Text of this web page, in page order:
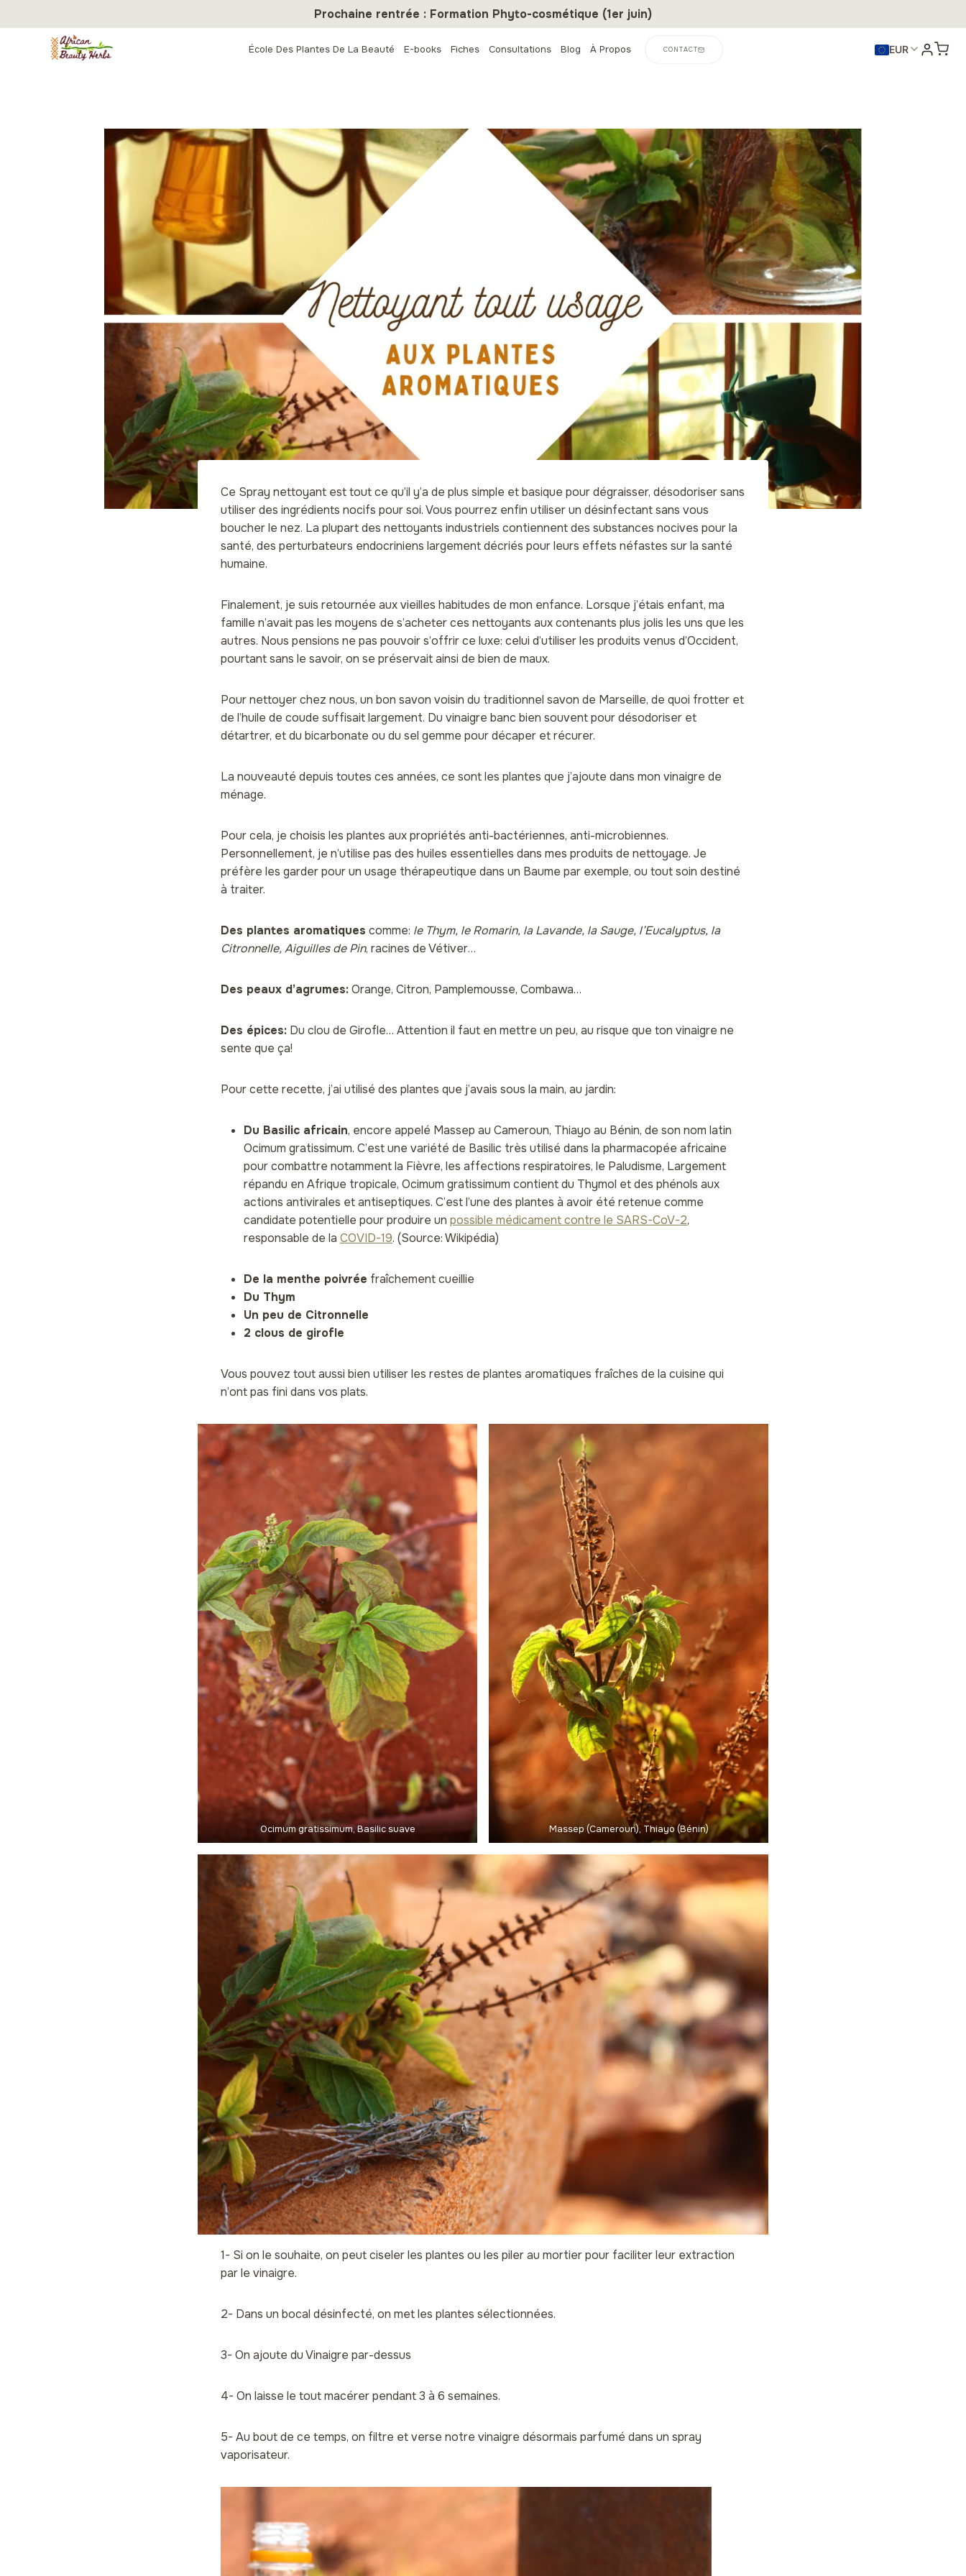
au
Prochaine rentrée : Formation Phyto-cosmétique (1er juin)
École Des Plantes De La Beauté E-books Fiches Consultations Blog À Propos CONTACT EUR
Ce Spray nettoyant est tout ce qu’il y’a de plus simple et basique pour dégraisser, désodoriser sans
utiliser des ingrédients nocifs pour soi. Vous pourrez enfin utiliser un désinfectant sans vous
boucher le nez. La plupart des nettoyants industriels contiennent des substances nocives pour la
santé, des perturbateurs endocriniens largement décriés pour leurs effets néfastes sur la santé
humaine.
Finalement, je suis retournée aux vieilles habitudes de mon enfance. Lorsque j’étais enfant, ma
famille n’avait pas les moyens de s’acheter ces nettoyants aux contenants plus jolis les uns que les
autres. Nous pensions ne pas pouvoir s’offrir ce luxe: celui d’utiliser les produits venus d’Occident,
pourtant sans le savoir, on se préservait ainsi de bien de maux.
Pour nettoyer chez nous, un bon savon voisin du traditionnel savon de Marseille, de quoi frotter et
de l’huile de coude suffisait largement. Du vinaigre banc bien souvent pour désodoriser et
détartrer, et du bicarbonate ou du sel gemme pour décaper et récurer.
La nouveauté depuis toutes ces années, ce sont les plantes que j’ajoute dans mon vinaigre de
ménage.
Pour cela, je choisis les plantes aux propriétés anti-bactériennes, anti-microbiennes.
Personnellement, je n’utilise pas des huiles essentielles dans mes produits de nettoyage. Je
préfère les garder pour un usage thérapeutique dans un Baume par exemple, ou tout soin destiné
à traiter.
Des plantes aromatiques comme: le Thym, le Romarin, la Lavande, la Sauge, l’Eucalyptus, la
Citronnelle, Aiguilles de Pin, racines de Vétiver…
Des peaux d’agrumes:Orange, Citron, Pamplemousse, Combawa…
Des épices: Du clou de Girofle… Attention il faut en mettre un peu, au risque que ton vinaigre ne
sente que ça!
Pour cette recette, j’ai utilisé des plantes que j’avais sous la main, au jardin:
Du Basilic africain, encore appelé Massep au Cameroun, Thiayo au Bénin, de son nom latin
Ocimum gratissimum. C’est une variété de Basilic très utilisé dans la pharmacopée africaine
pour combattre notamment la Fièvre, les affections respiratoires, le Paludisme, Largement
répandu en Afrique tropicale, Ocimum gratissimum contient du Thymol et des phénols aux
actions antivirales et antiseptiques. C’est l’une des plantes à avoir été retenue comme
candidate potentielle pour produire un possible médicament contre le SARS-CoV-2,
responsable de la COVID-19. (Source: Wikipédia)
De la menthe poivrée fraîchement cueillie
Du Thym
Un peu de Citronnelle
2 clous de girofle
Vous pouvez tout aussi bien utiliser les restes de plantes aromatiques fraîches de la cuisine qui
n’ont pas fini dans vos plats.
Ocimum gratissimum, Basilic suave Massep (Cameroun), Thiayo (Bénin)
1- Si on le souhaite, on peut ciseler les plantes ou les piler au mortier pour faciliter leur extraction
par le vinaigre.
2- Dans un bocal désinfecté, on met les plantes sélectionnées.
3- On ajoute du Vinaigre par-dessus
4- On laisse le tout macérer pendant 3 à 6 semaines.
5- Au bout de ce temps, on filtre et verse notre vinaigre désormais parfumé dans un spray
vaporisateur.